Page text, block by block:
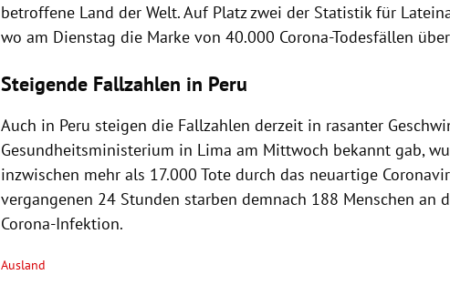
betroffene Land der Welt. Auf Platz zwei der Statistik für
wo am Dienstag die Marke von 40.000 Corona-Todesfällen
Steigende Fallzahlen in Peru
Auch in Peru steigen die Fallzahlen derzeit in rasanter
Gesundheitsministerium in Lima am Mittwoch bekannt gab,
inzwischen mehr als 17.000 Tote durch das neuartige
vergangenen 24 Stunden starben demnach 188 Menschen an
Corona-Infektion.
Ausland